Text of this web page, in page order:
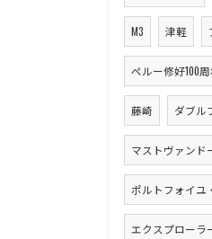
M3 津軽
ペルー修好100
藤崎 ダブル
マストヴァンド
ポルトフォイユ
エクスプローラ